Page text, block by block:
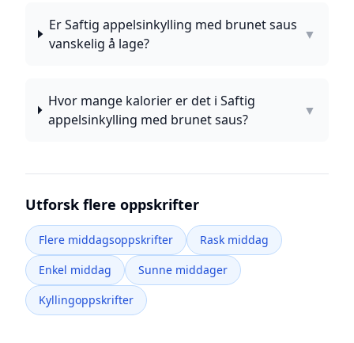
Er Saftig appelsinkylling med brunet saus
vanskelig å lage?
▼
Hvor mange kalorier er det i Saftig
appelsinkylling med brunet saus?
▼
Utforsk flere oppskrifter
Flere middagsoppskrifter
Rask middag
Enkel middag
Sunne middager
Kyllingoppskrifter